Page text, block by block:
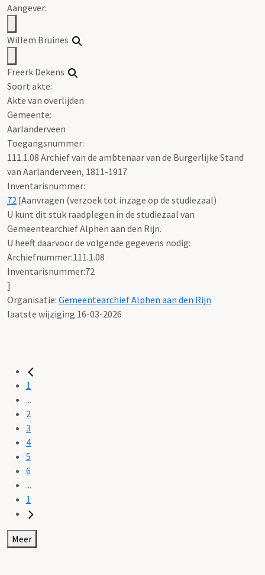
Aangever:
Willem Bruines
Freerk Dekens
Soort akte:
Akte van overlijden
Gemeente:
Aarlanderveen
Toegangsnummer:
111.1.08 Archief van de ambtenaar van de Burgerlijke Stand
van Aarlanderveen, 1811-1917
Inventarisnummer:
72 [Aanvragen (verzoek tot inzage op de studiezaal)
U kunt dit stuk raadplegen in de studiezaal van
Gemeentearchief Alphen aan den Rijn.
U heeft daarvoor de volgende gegevens nodig:
Archiefnummer:111.1.08
Inventarisnummer:72
]
Organisatie: Gemeentearchief Alphen aan den Rijn
laatste wijziging 16-03-2026
1
...
2
3
4
5
6
...
1
Meer